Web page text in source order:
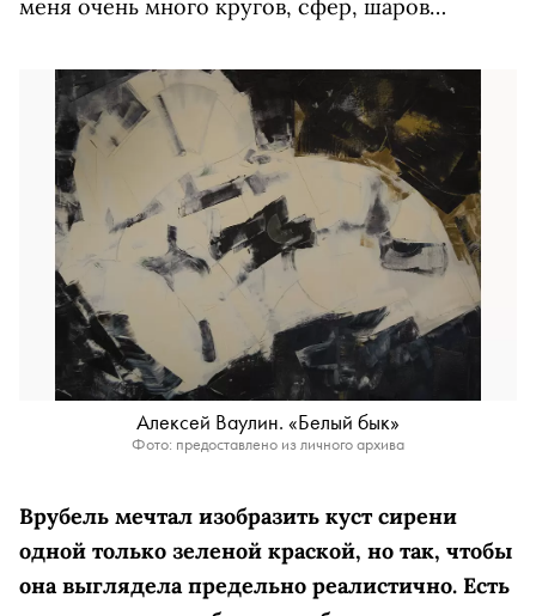
меня очень много кругов, сфер, шаров…
Алексей Ваулин. «Белый бык»
Фото: предоставлено из личного архива
Врубель мечтал изобразить куст сирени
одной только зеленой краской, но так, чтобы
она выглядела предельно реалистично. Есть